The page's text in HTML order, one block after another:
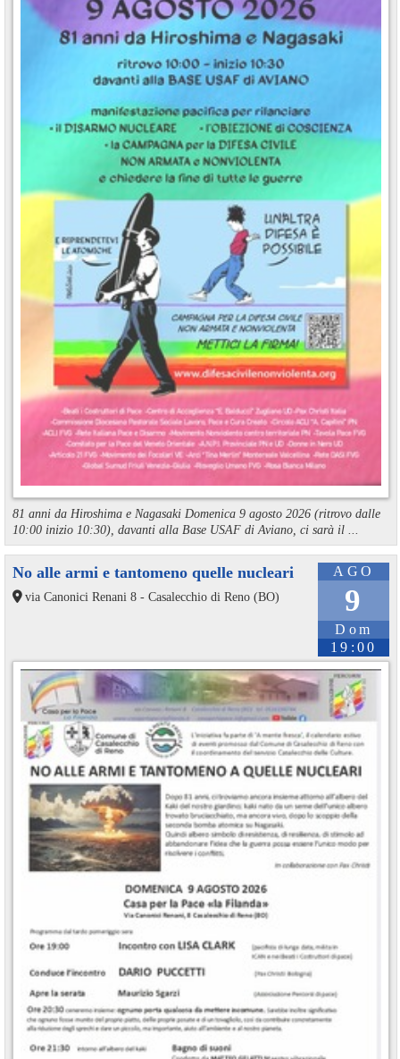
81 anni da Hiroshima e Nagasaki Domenica 9 agosto 2026 (ritrovo dalle
10:00 inizio 10:30), davanti alla Base USAF di Aviano, ci sarà il ...
AGO
9
Dom
19:00
No alle armi e tantomeno quelle nucleari
via Canonici Renani 8 - Casalecchio di Reno (BO)